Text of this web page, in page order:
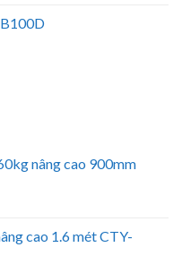
nâng cao 900mm
cao 1.6 mét CTY-